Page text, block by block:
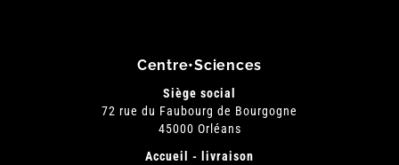
Centre•Sciences
Siège social
72 rue du Faubourg de Bourgogne
45000 Orléans
Accueil - livraison